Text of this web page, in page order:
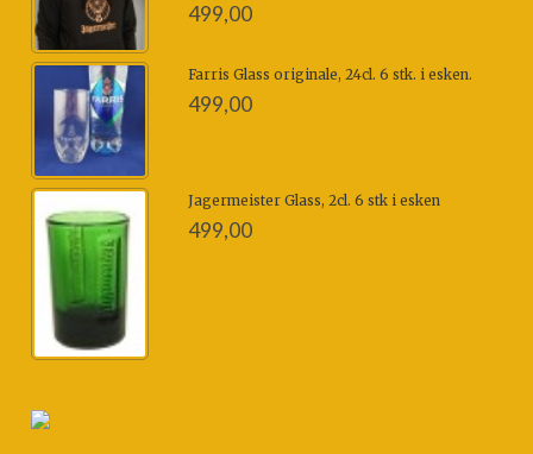
499,00
Farris Glass originale, 24cl. 6 stk. i esken.
499,00
Jagermeister Glass, 2cl. 6 stk i esken
499,00